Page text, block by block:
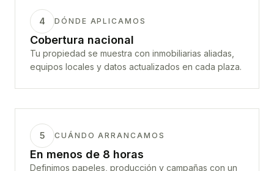
4 DÓNDE APLICAMOS
Cobertura nacional
Tu propiedad se muestra con inmobiliarias aliadas,
equipos locales y datos actualizados en cada plaza.
5 CUÁNDO ARRANCAMOS
En menos de 8 horas
Definimos papeles, producción y campañas con un